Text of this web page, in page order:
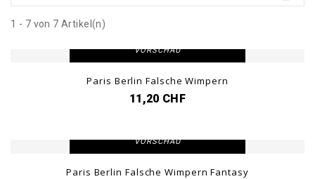
1 - 7 von 7 Artikel(n)
VORSCHAU
Paris Berlin Falsche Wimpern
11,20 CHF
VORSCHAU
Paris Berlin Falsche Wimpern Fantasy